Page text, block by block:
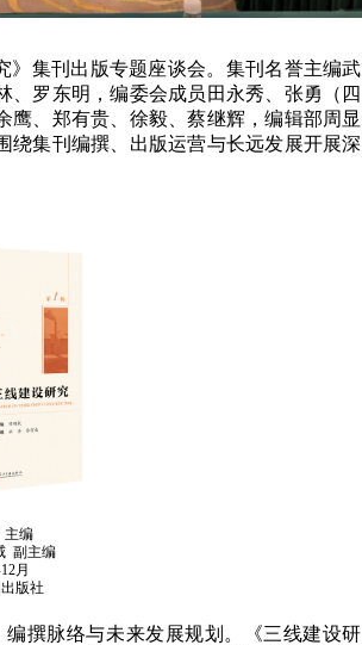
》集刊出版专题座谈会。集刊名誉主编武
、罗东明，编委会成员田永秀、张勇（四
鹰、郑有贵、徐毅、蔡继辉，编辑部周显
绕集刊编撰、出版运营与长远发展开展深
主编
副主编
月
版社
撰脉络与未来发展规划。《三线建设研